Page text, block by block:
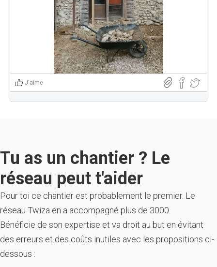
J'aime
Tu as un chantier ? Le
réseau peut t'aider
Pour toi ce chantier est probablement le premier. Le
réseau Twiza en a accompagné plus de 3000.
Bénéficie de son expertise et va droit au but en évitant
des erreurs et des coûts inutiles avec les propositions ci-
dessous :